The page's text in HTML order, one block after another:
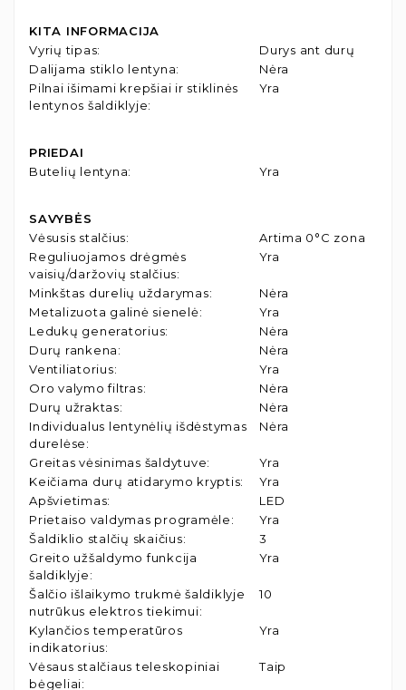
KITA INFORMACIJA
Vyrių tipas:
Durys ant durų
Dalijama stiklo lentyna:
Nėra
Pilnai išimami krepšiai ir stiklinės
lentynos šaldiklyje:
Yra
PRIEDAI
Butelių lentyna: Yra
SAVYBĖS
Vėsusis stalčius:
Artima 0°C zona
Reguliuojamos drėgmės
vaisių/daržovių stalčius:
Yra
Minkštas durelių uždarymas:
Nėra
Metalizuota galinė sienelė:
Yra
Ledukų generatorius:
Nėra
Durų rankena:
Nėra
Ventiliatorius:
Yra
Oro valymo filtras:
Nėra
Durų užraktas:
Nėra
Individualus lentynėlių išdėstymas
durelėse:
Nėra
Greitas vėsinimas šaldytuve:
Yra
Keičiama durų atidarymo kryptis:
Yra
Apšvietimas:
LED
Prietaiso valdymas programėle:
Yra
Šaldiklio stalčių skaičius:
3
Greito užšaldymo funkcija
šaldiklyje:
Yra
Šalčio išlaikymo trukmė šaldiklyje
nutrūkus elektros tiekimui:
10
Kylančios temperatūros
indikatorius:
Yra
Vėsaus stalčiaus teleskopiniai
bėgeliai:
Taip